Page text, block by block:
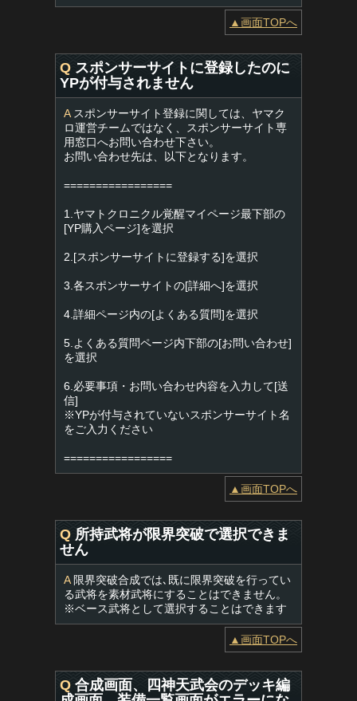
▲画面TOPへ
Q スポンサーサイトに登録したのに
YPが付与されません
Aスポンサーサイト登録に関しては、ヤマク
ロ運営チームではなく、スポンサーサイト専
用窓口へお問い合わせ下さい。
お問い合わせ先は、以下となります。
=================
1.ヤマトクロニクル覚醒マイページ最下部の
[YP購入ページ]を選択
2.[スポンサーサイトに登録する]を選択
3.各スポンサーサイトの[詳細へ]を選択
4.詳細ページ内の[よくある質問]を選択
5.よくある質問ページ内下部の[お問い合わせ]
を選択
6.必要事項・お問い合わせ内容を入力して[送
信]
※YPが付与されていないスポンサーサイト名
をご入力ください
=================
▲画面TOPへ
Q 所持武将が限界突破で選択できま
せん
A限界突破合成では､既に限界突破を行ってい
る武将を素材武将にすることはできません。
※ベース武将として選択することはできます
▲画面TOPへ
Q 合成画面、四神天武会のデッキ編